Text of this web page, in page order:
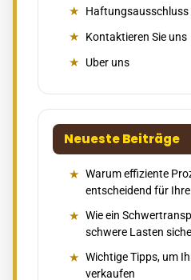
Haftungsausschluss
Kontaktieren Sie uns
Uber uns
Neueste Beiträge
Warum effiziente
entscheidend für
Wie ein
schwere Lasten
Wichtige Tipps, um
verkaufen